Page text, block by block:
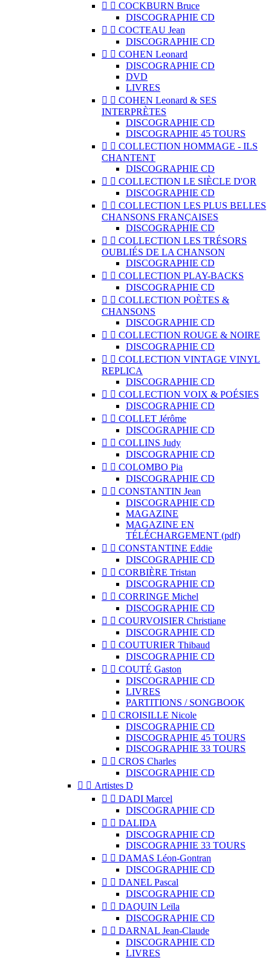
  COCKBURN Bruce
DISCOGRAPHIE CD
  COCTEAU Jean
DISCOGRAPHIE CD
  COHEN Leonard
DISCOGRAPHIE CD
DVD
LIVRES
  COHEN Leonard & SES
INTERPRÈTES
DISCOGRAPHIE CD
DISCOGRAPHIE 45 TOURS
  COLLECTION HOMMAGE - ILS
CHANTENT
DISCOGRAPHIE CD
  COLLECTION LE SIÈCLE D'OR
DISCOGRAPHIE CD
  COLLECTION LES PLUS BELLES
CHANSONS FRANÇAISES
DISCOGRAPHIE CD
  COLLECTION LES TRÉSORS
OUBLIÉS DE LA CHANSON
DISCOGRAPHIE CD
  COLLECTION PLAY-BACKS
DISCOGRAPHIE CD
  COLLECTION POÈTES &
CHANSONS
DISCOGRAPHIE CD
  COLLECTION ROUGE & NOIRE
DISCOGRAPHIE CD
  COLLECTION VINTAGE VINYL
REPLICA
DISCOGRAPHIE CD
  COLLECTION VOIX & POÉSIES
DISCOGRAPHIE CD
  COLLET Jérôme
DISCOGRAPHIE CD
  COLLINS Judy
DISCOGRAPHIE CD
  COLOMBO Pia
DISCOGRAPHIE CD
  CONSTANTIN Jean
DISCOGRAPHIE CD
MAGAZINE
MAGAZINE EN
TÉLÉCHARGEMENT (pdf)
  CONSTANTINE Eddie
DISCOGRAPHIE CD
  CORBIÈRE Tristan
DISCOGRAPHIE CD
  CORRINGE Michel
DISCOGRAPHIE CD
  COURVOISIER Christiane
DISCOGRAPHIE CD
  COUTURIER Thibaud
DISCOGRAPHIE CD
  COUTÉ Gaston
DISCOGRAPHIE CD
LIVRES
PARTITIONS / SONGBOOK
  CROISILLE Nicole
DISCOGRAPHIE CD
DISCOGRAPHIE 45 TOURS
DISCOGRAPHIE 33 TOURS
  CROS Charles
DISCOGRAPHIE CD
  Artistes D
  DADI Marcel
DISCOGRAPHIE CD
  DALIDA
DISCOGRAPHIE CD
DISCOGRAPHIE 33 TOURS
  DAMAS Léon-Gontran
DISCOGRAPHIE CD
  DANEL Pascal
DISCOGRAPHIE CD
  DAQUIN Leïla
DISCOGRAPHIE CD
  DARNAL Jean-Claude
DISCOGRAPHIE CD
LIVRES